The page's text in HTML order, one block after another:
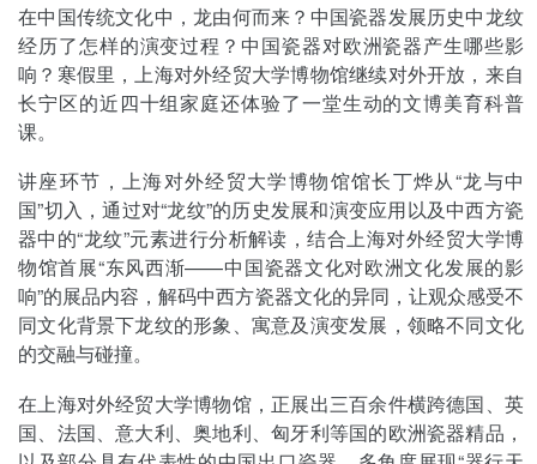
在中国传统文化中，龙由何而来？中国瓷器发展历史中龙纹
经历了怎样的演变过程？中国瓷器对欧洲瓷器产生哪些影
响？寒假里，上海对外经贸大学博物馆继续对外开放，来自
长宁区的近四十组家庭还体验了一堂生动的文博美育科普
课。
讲座环节，上海对外经贸大学博物馆馆长丁烨从“龙与中
国”切入，通过对“龙纹”的历史发展和演变应用以及中西方瓷
器中的“龙纹”元素进行分析解读，结合上海对外经贸大学博
物馆首展“东风西渐——中国瓷器文化对欧洲文化发展的影
响”的展品内容，解码中西方瓷器文化的异同，让观众感受不
同文化背景下龙纹的形象、寓意及演变发展，领略不同文化
的交融与碰撞。
在上海对外经贸大学博物馆，正展出三百余件横跨德国、英
国、法国、意大利、奥地利、匈牙利等国的欧洲瓷器精品，